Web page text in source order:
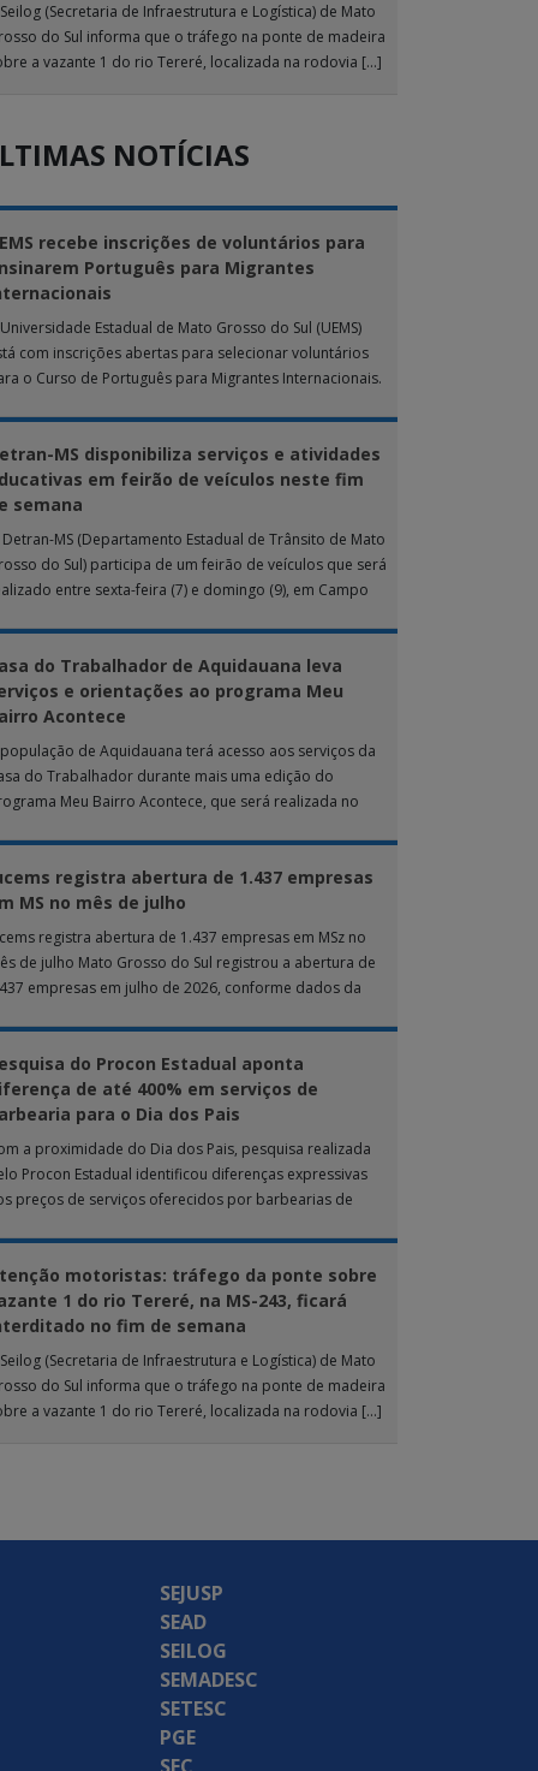
(Secretaria de Infraestrutura e Logística) de Mato
do Sul informa que o tráfego na ponte de madeira
a vazante 1 do rio Tereré, localizada na rodovia […]
NOTÍCIAS
recebe inscrições de voluntários para
Português para Migrantes
Estadual de Mato Grosso do Sul (UEMS)
com inscrições abertas para selecionar voluntários
o Curso de Português para Migrantes Internacionais.
MS disponibiliza serviços e atividades
em feirão de veículos neste fim
semana
Detran-MS (Departamento Estadual de Trânsito de Mato
do Sul) participa de um feirão de veículos que será
entre sexta-feira (7) e domingo (9), em Campo
do Trabalhador de Aquidauana leva
e orientações ao programa Meu
Acontece
de Aquidauana terá acesso aos serviços da
do Trabalhador durante mais uma edição do
Meu Bairro Acontece, que será realizada no
registra abertura de 1.437 empresas
MS no mês de julho
registra abertura de 1.437 empresas em MSz no
de julho Mato Grosso do Sul registrou a abertura de
empresas em julho de 2026, conforme dados da
do Procon Estadual aponta
de até 400% em serviços de
para o Dia dos Pais
a proximidade do Dia dos Pais, pesquisa realizada
Procon Estadual identificou diferenças expressivas
preços de serviços oferecidos por barbearias de
motoristas: tráfego da ponte sobre
1 do rio Tereré, na MS-243, ficará
no fim de semana
(Secretaria de Infraestrutura e Logística) de Mato
do Sul informa que o tráfego na ponte de madeira
a vazante 1 do rio Tereré, localizada na rodovia […]
SEJUSP
SEAD
SEILOG
SEMADESC
SETESC
PGE